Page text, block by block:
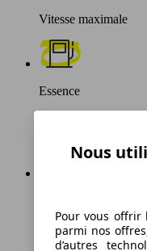
Vitesse maximale
Essence
Émissions de CO2
Nous
Pour vous offrir
parmi nos
d’autres